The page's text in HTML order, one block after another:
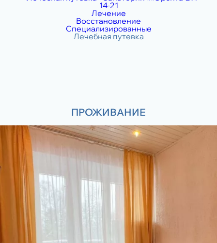
14-21
Лечение
Восстановление
Специализированные
ПРОЖИВАНИЕ